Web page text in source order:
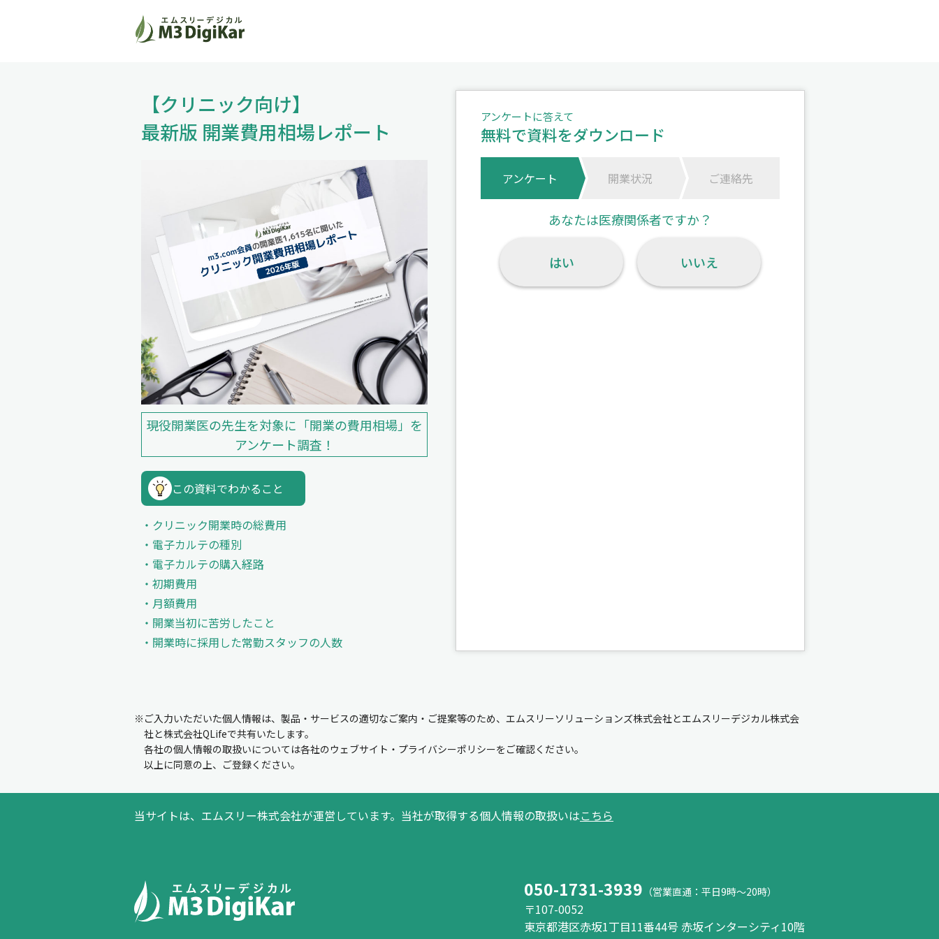
【クリニック向け】
最新版 開業費用相場レポート
現役開業医の先生を対象に「開業の費用相場」を
アンケート調査！
この資料でわかること
クリニック開業時の総費用
電子カルテの種別
電子カルテの購入経路
初期費用
月額費用
開業当初に苦労したこと
開業時に採用した常勤スタッフの人数
アンケートに答えて
無料で資料をダウンロード
アンケート 開業状況 ご連絡先
あなたは医療関係者ですか？
はい いいえ
※ご入力いただいた個人情報は、製品・サービスの適切なご案内・ご提案等のため、エムスリーソリューションズ株式会社とエムスリーデジカル株式会
社と株式会社QLifeで共有いたします。
各社の個人情報の取扱いについては各社のウェブサイト・プライバシーポリシーをご確認ください。
以上に同意の上、ご登録ください。
当サイトは、エムスリー株式会社が運営しています。当社が取得する個人情報の取扱いはこちら
050-1731-3939 （営業直通：平日9時～20時）
〒107-0052
東京都港区赤坂1丁目11番44号 赤坂インターシティ10階